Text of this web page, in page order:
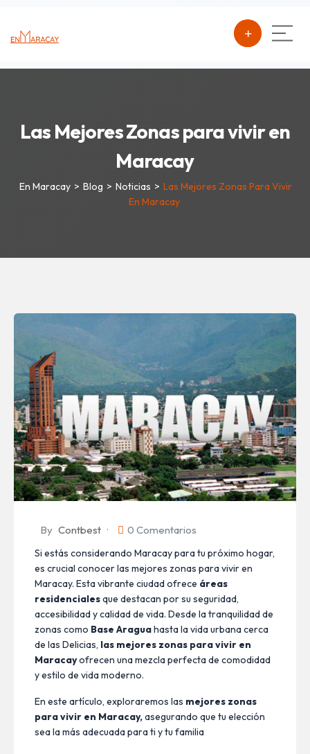
Las Mejores Zonas para vivir en
Maracay
En Maracay > Blog > Noticias > Las Mejores Zonas Para Vivir
En Maracay
By Contbest 0 Comentarios
Si estás considerando Maracay para tu próximo hogar,
es crucial conocer las mejores zonas para vivir en
Maracay. Esta vibrante ciudad ofrece áreas
residencialesque destacan por su seguridad,
accesibilidad y calidad de vida. Desde la tranquilidad de
zonas como Base Araguahasta la vida urbana cerca
de las Delicias, las mejores zonas para vivir en
Maracayofrecen una mezcla perfecta de comodidad
y estilo de vida moderno.
En este artículo, exploraremos las mejores zonas
para vivir en Maracay,asegurando que tu elección
sea la más adecuada para ti y tu familia